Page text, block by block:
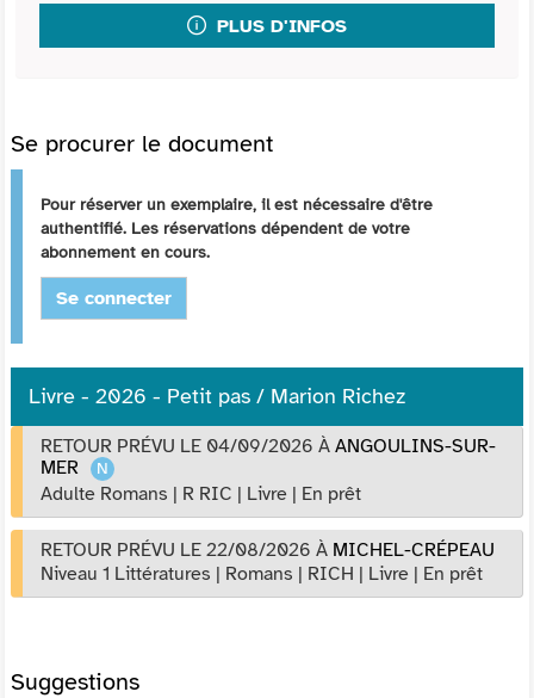
PLUS D'INFOS
Se procurer le document
Pour réserver un exemplaire, il est nécessaire d'être
authentifié. Les réservations dépendent de votre
abonnement en cours.
Se connecter
Livre - 2026 - Petit pas / Marion Richez
RETOUR PRÉVU LE 04/09/2026 À ANGOULINS-SUR-
MER
Adulte Romans | R RIC | Livre | En prêt
RETOUR PRÉVU LE 22/08/2026 À MICHEL-CRÉPEAU
Niveau 1 Littératures | Romans | RICH | Livre | En prêt
Suggestions